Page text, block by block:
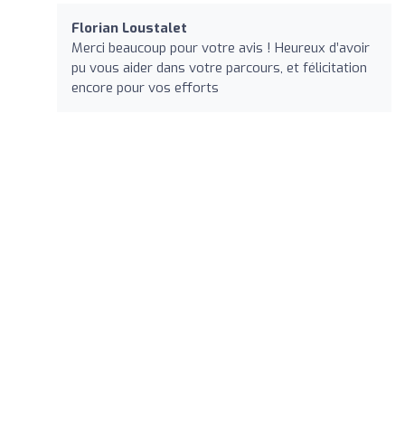
Florian Loustalet
Merci beaucoup pour votre avis ! Heureux d’avoir
pu vous aider dans votre parcours, et félicitation
encore pour vos efforts